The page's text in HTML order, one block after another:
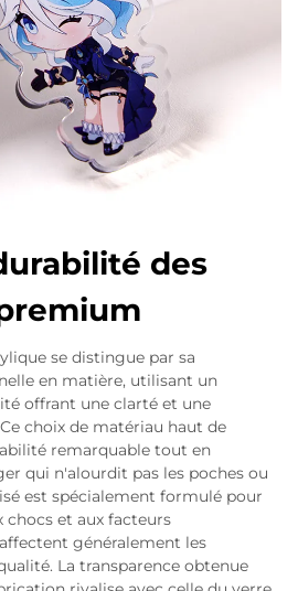
des
se distingue par sa
en matière, utilisant un
offrant une clarté et une
choix de matériau haut de
remarquable tout en
qui n'alourdit pas les poches ou
est spécialement formulé pour
chocs et aux facteurs
généralement les
La transparence obtenue